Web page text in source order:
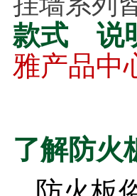
款式 说
雅产品中
了解防火